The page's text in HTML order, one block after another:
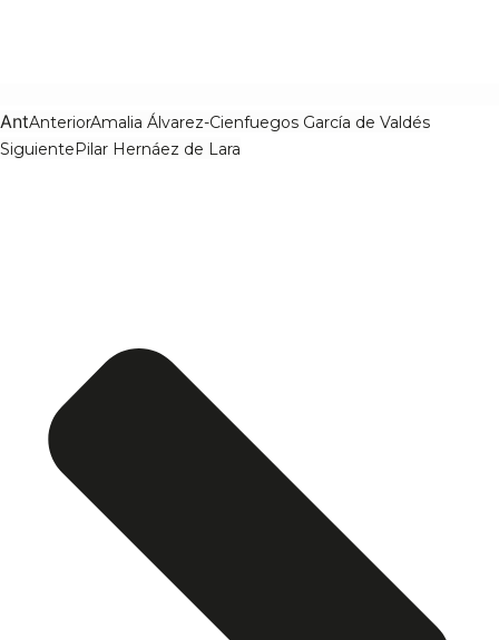
AntAnteriorAmalia Álvarez-Cienfuegos García de Valdés
SiguientePilar Hernáez de Lara